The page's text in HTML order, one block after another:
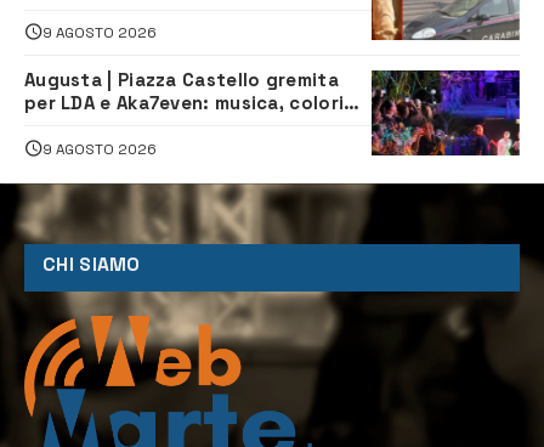
9 AGOSTO 2026
Augusta | Piazza Castello gremita
per LDA e Aka7even: musica, colori
9 AGOSTO 2026
CHI SIAMO